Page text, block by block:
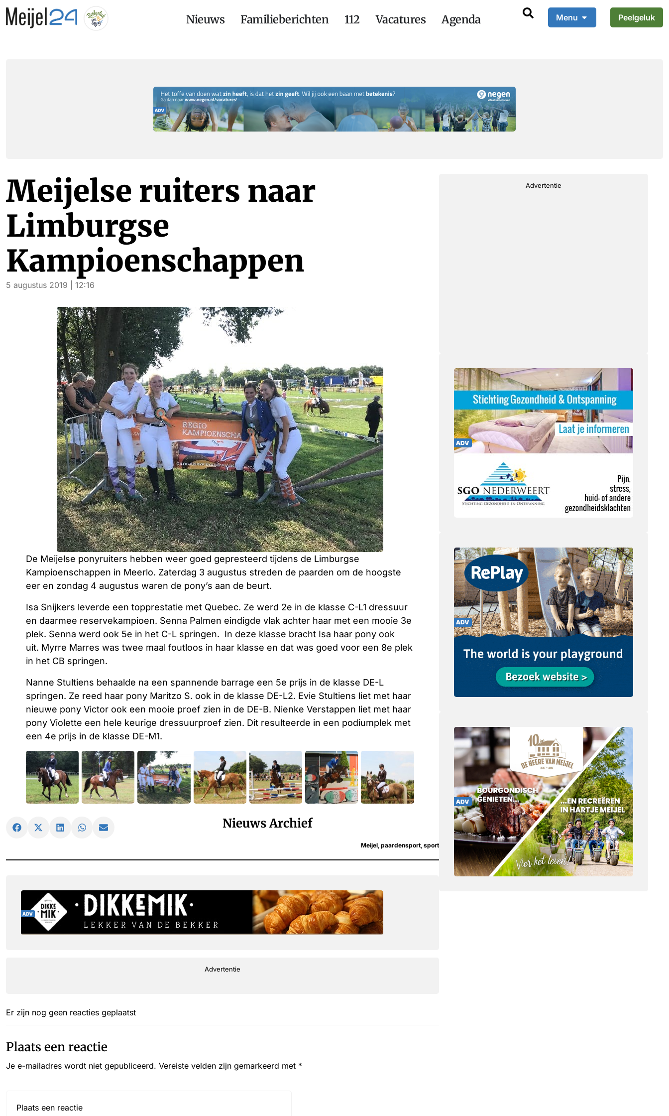
Nieuws Familieberichten 112 Vacatures Agenda Menu Peelgeluk
Meijelse ruiters naar
Limburgse
Kampioenschappen
5 augustus 2019 | 12:16
De Meijelse ponyruiters hebben weer goed gepresteerd tijdens de Limburgse
Kampioenschappen in Meerlo. Zaterdag 3 augustus streden de paarden om de hoogste
eer en zondag 4 augustus waren de pony’s aan de beurt.
Isa Snijkers leverde een topprestatie met Quebec. Ze werd 2e in de klasse C-L1 dressuur
en daarmee reservekampioen. Senna Palmen eindigde vlak achter haar met een mooie 3e
plek. Senna werd ook 5e in het C-L springen. In deze klasse bracht Isa haar pony ook
uit. Myrre Marres was twee maal foutloos in haar klasse en dat was goed voor een 8e plek
in het CB springen.
Nanne Stultiens behaalde na een spannende barrage een 5e prijs in de klasse DE-L
springen. Ze reed haar pony Maritzo S. ook in de klasse DE-L2. Evie Stultiens liet met haar
nieuwe pony Victor ook een mooie proef zien in de DE-B. Nienke Verstappen liet met haar
pony Violette een hele keurige dressuurproef zien. Dit resulteerde in een podiumplek met
een 4e prijs in de klasse DE-M1.
Nieuws Archief
Meijel paardensport sport
Advertentie
Er zijn nog geen reacties geplaatst
Plaats een reactie
Je e-mailadres wordt niet gepubliceerd. Vereiste velden zijn gemarkeerd met *
Advertentie